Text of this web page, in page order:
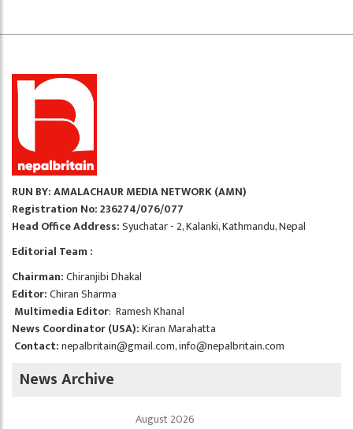
RUN BY: AMALACHAUR MEDIA NETWORK (AMN)
Registration No: 236274/076/077
Head Office Address:Syuchatar - 2, Kalanki, Kathmandu, Nepal
Editorial Team :
Chairman:Chiranjibi Dhakal
Editor:Chiran Sharma
Multimedia Editor: Ramesh Khanal
News Coordinator (USA):Kiran Marahatta
Contact:nepalbritain@gmail.com,info@nepalbritain.com
News Archive
August 2026